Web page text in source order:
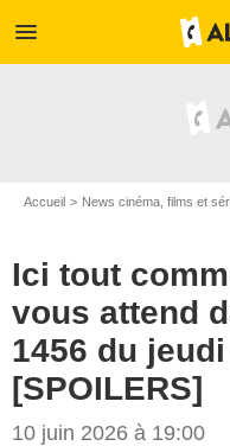
menu
Accueil News cinéma, films et
Ici tout
vous attend
1456 du
[SPOILERS]
10 juin 2026 à 19:00